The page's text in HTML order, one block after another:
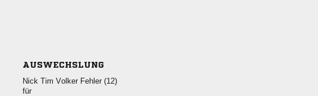
AUSWECHSLUNG
    
für